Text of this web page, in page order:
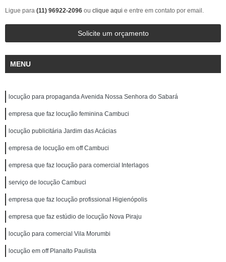
Ligue para (11) 96922-2096 ou clique aqui e entre em contato por email.
Solicite um orçamento
MENU
locução para propaganda Avenida Nossa Senhora do Sabará
empresa que faz locução feminina Cambuci
locução publicitária Jardim das Acácias
empresa de locução em off Cambuci
empresa que faz locução para comercial Interlagos
serviço de locução Cambuci
empresa que faz locução profissional Higienópolis
empresa que faz estúdio de locução Nova Piraju
locução para comercial Vila Morumbi
locução em off Planalto Paulista